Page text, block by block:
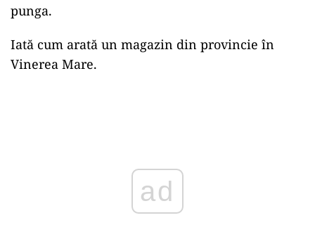
punga.
Iată cum arată un magazin din provincie în
Vinerea Mare.